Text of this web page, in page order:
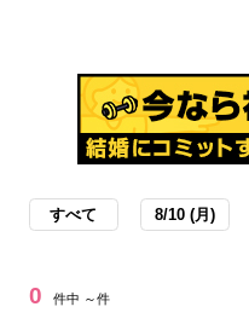
すべて 8/10 (月)
0 件中 ～件